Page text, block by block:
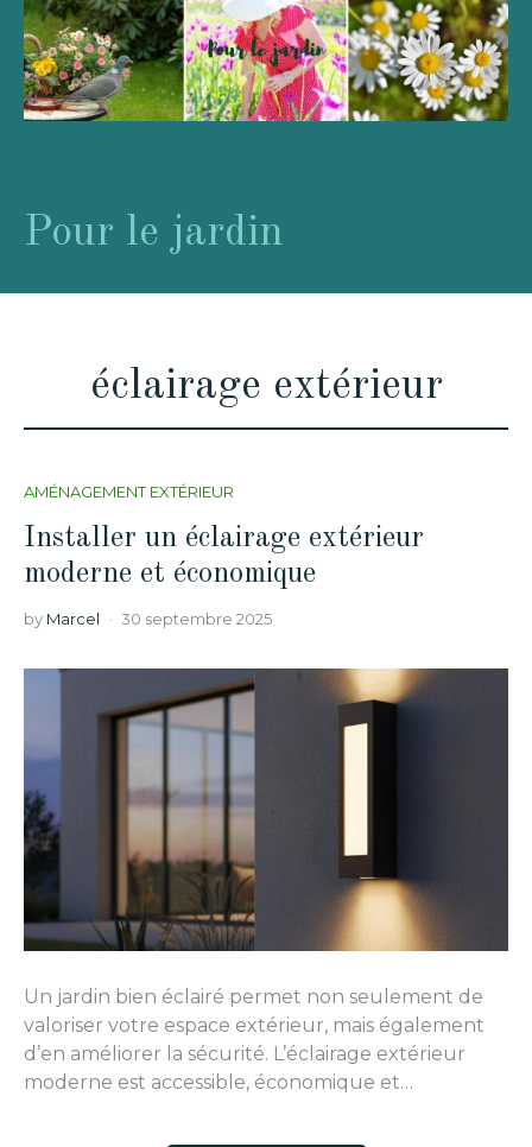
Pour le jardin
éclairage extérieur
AMÉNAGEMENT EXTÉRIEUR
Installer un éclairage extérieur
moderne et économique
by Marcel 30 septembre 2025
Un jardin bien éclairé permet non seulement de
valoriser votre espace extérieur, mais également
d’en améliorer la sécurité. L’éclairage extérieur
moderne est accessible, économique et…